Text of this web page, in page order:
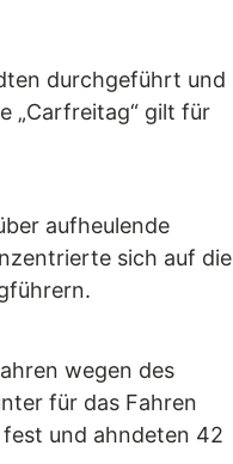
durchgeführt und
„Carfreitag“ gilt für
aufheulende
sich auf die
wegen des
für das Fahren
und ahndeten 42